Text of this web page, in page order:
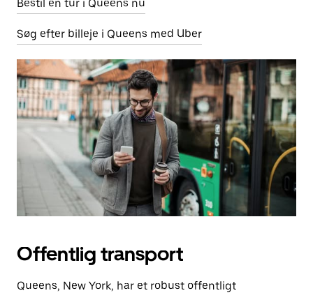
Bestil en tur i Queens nu
Søg efter billeje i Queens med Uber
Offentlig transport
Queens, New York, har et robust offentligt